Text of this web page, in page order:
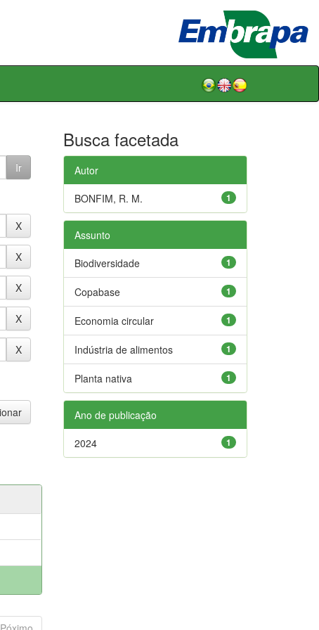
Busca facetada
Autor
1
BONFIM, R. M.
Assunto
1
Biodiversidade
1
Copabase
1
Economia circular
1
Indústria de alimentos
1
Planta nativa
Ano de publicação
1
2024